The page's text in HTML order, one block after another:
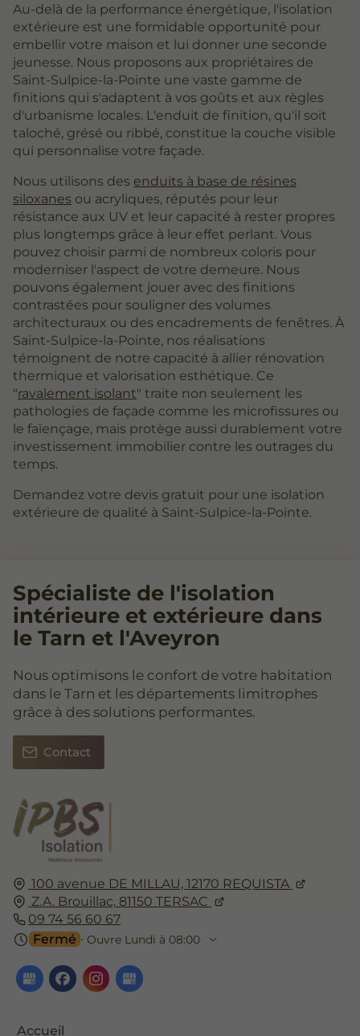
Au-delà de la performance énergétique, l'isolation
extérieure est une formidable opportunité pour
embellir votre maison et lui donner une seconde
jeunesse. Nous proposons aux propriétaires de
Saint-Sulpice-la-Pointe une vaste gamme de
finitions qui s'adaptent à vos goûts et aux règles
d'urbanisme locales. L'enduit de finition, qu'il soit
taloché, grésé ou ribbé, constitue la couche visible
qui personnalise votre façade.
Nous utilisons des enduits à base de résines
siloxanes ou acryliques, réputés pour leur
résistance aux UV et leur capacité à rester propres
plus longtemps grâce à leur effet perlant. Vous
pouvez choisir parmi de nombreux coloris pour
moderniser l'aspect de votre demeure. Nous
pouvons également jouer avec des finitions
contrastées pour souligner des volumes
architecturaux ou des encadrements de fenêtres. À
Saint-Sulpice-la-Pointe, nos réalisations
témoignent de notre capacité à allier rénovation
thermique et valorisation esthétique. Ce
"ravalement isolant" traite non seulement les
pathologies de façade comme les microfissures ou
le faïençage, mais protège aussi durablement votre
investissement immobilier contre les outrages du
temps.
Demandez votre devis gratuit pour une isolation
extérieure de qualité à Saint-Sulpice-la-Pointe.
100 avenue DE MILLAU,12170 REQUISTA
Z.A. Brouillac, 81150 TERSAC
09 74 56 60 67
Fermé ⋅ Ouvre Lundi à 08:00
Accueil
Spécialiste de l'isolation
intérieure et extérieure dans
le Tarn et l'Aveyron
Nous optimisons le confort de votre habitation
dans le Tarn et les départements limitrophes
grâce à des solutions performantes.
Contact